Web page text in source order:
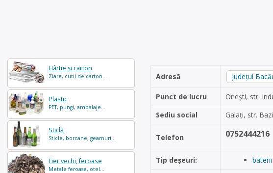
Hârtie și carton
Ziare, cutii de carton...
Plastic
PET, pungi, ambalaje...
Sticlă
Sticle, borcane, geamuri...
Fier vechi, feroase
Metale feroase, otel...
Adresă județul
Punct de lucru
Onești, str.
Sediu social
Galați, str.
Telefon 0752444216
Tip deșeuri: